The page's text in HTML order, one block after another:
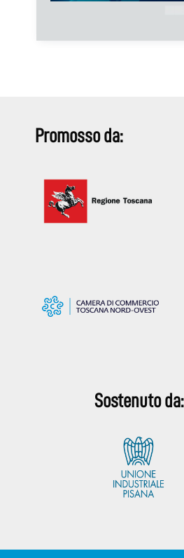
Promosso da:
Sostenuto da: